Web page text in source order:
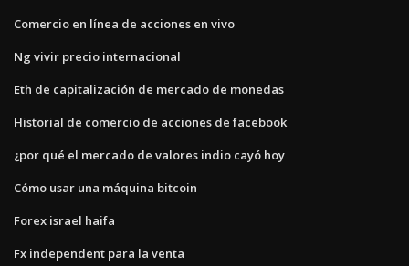
Comercio en línea de acciones en vivo
Ng vivir precio internacional
Eth de capitalización de mercado de monedas
Historial de comercio de acciones de facebook
¿por qué el mercado de valores indio cayó hoy
Cómo usar una máquina bitcoin
Forex israel haifa
Fx independent para la venta